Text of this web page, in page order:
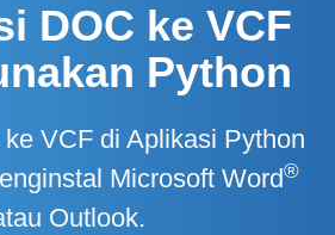
DOC ke VCF
Python
VCF di Aplikasi Python
Microsoft Word®
Outlook.